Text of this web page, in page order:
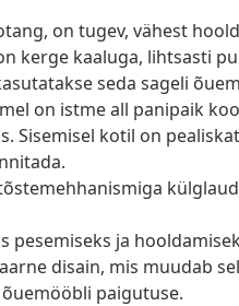
on tugev, vähest
kerge kaaluga, lihtsasti
seda sageli
on istme all panipaik
Sisemisel kotil on
pesemiseks ja
disain, mis muudab
paigutuse.